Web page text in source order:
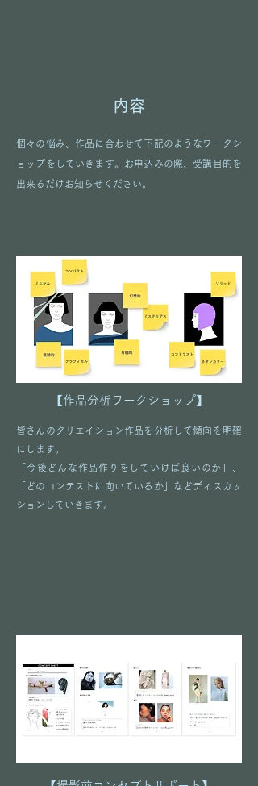
​内容
個々の悩み、作品に合わせて下記のようなワークシ
ョップをしていきます。お申込みの際、受講目的を
出来るだけお知らせください。
​【作品分析ワークショップ】
皆さんのクリエイション作品を分析して傾向を明確
にします。
「今後どんな作品作りをしていけば良いのか」、
「どのコンテストに向いているか」などディスカッ
ションしていきます。